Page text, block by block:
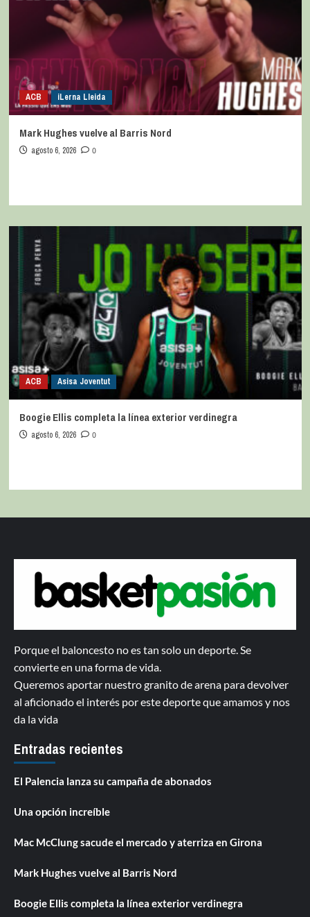
ACB iLerna Lleida
Mark Hughes vuelve al Barris Nord
agosto 6, 2026 0
ACB Asisa Joventut
Boogie Ellis completa la línea exterior verdinegra
agosto 6, 2026 0
Porque el baloncesto no es tan solo un deporte. Se
convierte en una forma de vida.
Queremos aportar nuestro granito de arena para devolver
al aficionado el interés por este deporte que amamos y nos
da la vida
Entradas recientes
El Palencia lanza su campaña de abonados
Una opción increíble
Mac McClung sacude el mercado y aterriza en Girona
Mark Hughes vuelve al Barris Nord
Boogie Ellis completa la línea exterior verdinegra